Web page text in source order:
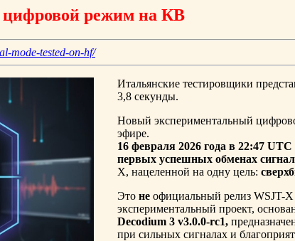
режим на КВ
mode-tested-on-hf/
Итальянские тестировщики
3,8 секунды.
Новый экспериментальный
эфире.
16 февраля 2026 года в 22:47 UTC
первых успешных обменах
X, нацеленной на одну цель:
Это не официальный релиз WSJT-
экспериментальный проект,
Decodium 3 v3.0.0-rc1,
при сильных сигналах и